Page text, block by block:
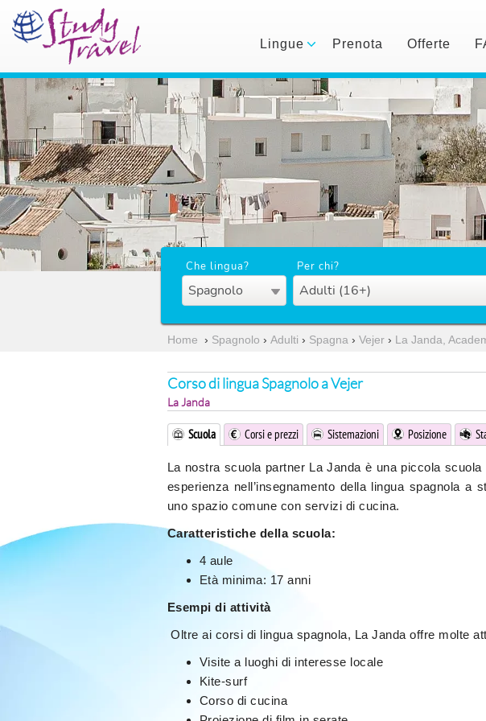
Lingue Prenota Offerte
Che lingua?
Spagnolo
Per chi?
Adulti (16+)
Home › Spagnolo › Adulti › Spagna › Vejer› La Janda,
Corso di lingua Spagnolo a Vejer
La Janda
Scuola Corsi e prezzi Sistemazioni Posizione
La nostra scuola partner La Janda è una piccola
esperienza nell’insegnamento della lingua spagnola
uno spazio comune con servizi di cucina.
Caratteristiche della scuola:
4 aule
Età minima: 17 anni
Esempi di attività
Oltre ai corsi di lingua spagnola, La Janda offre molte
Visite a luoghi di interesse locale
Kite-surf
Corso di cucina